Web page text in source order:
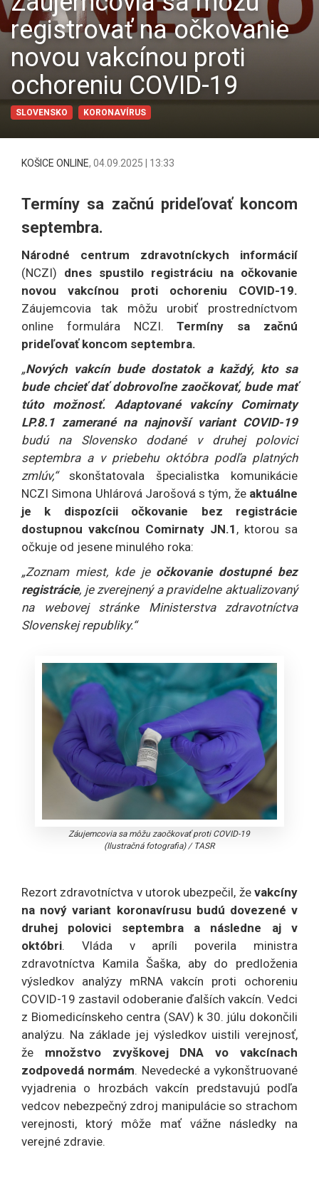
registrovať na očkovanie
novou vakcínou proti
ochoreniu COVID-19
SLOVENSKO KORONAVÍRUS
KOŠICE ONLINE, 04.09.2025 | 13:33
Termíny sa začnú prideľovať koncom
septembra.
Národné centrum zdravotníckych informácií
(NCZI) dnes spustilo registráciu na očkovanie
novou vakcínou proti ochoreniu COVID-19.
Záujemcovia tak môžu urobiť prostredníctvom
online formulára NCZI.Termíny sa začnú
prideľovať koncom septembra.
„Nových vakcín bude dostatok a každý, kto sa
bude chcieť dať dobrovoľne zaočkovať, bude mať
túto možnosť.
Adaptované vakcíny Comirnaty
LP.8.1 zamerané na najnovší variant COVID-19
budú na Slovensko dodané v druhej polovici
septembra a v priebehu októbra podľa platných
zmlúv,“ skonštatovala špecialistka komunikácie
NCZI Simona Uhlárová Jarošová s tým, že aktuálne
je k dispozícii očkovanie bez registrácie
dostupnou vakcínou Comirnaty JN.1 , ktorou sa
očkuje od jesene minulého roka:
„Zoznam miest, kde je očkovanie dostupné bez
registrácie, je zverejnený a pravidelne aktualizovaný
na webovej stránke Ministerstva zdravotníctva
Slovenskej republiky.“
Záujemcovia sa môžu zaočkovať proti COVID-19
(Ilustračná fotografia)/ TASR
Rezort zdravotníctva v utorok ubezpečil, že vakcíny
na nový variant koronavírusu budú dovezené v
druhej polovici septembra a následne aj v
októbri. Vláda v apríli poverila ministra
zdravotníctva Kamila Šaška, aby do predloženia
výsledkov analýzy mRNA vakcín proti ochoreniu
COVID-19 zastavil odoberanie ďalších vakcín. Vedci
z Biomedicínskeho centra (SAV) k 30. júlu dokončili
analýzu. Na základe jej výsledkov uistili verejnosť,
že množstvo zvyškovej DNA vo vakcínach
zodpovedá normám. Nevedecké a vykonštruované
vyjadrenia o hrozbách vakcín predstavujú podľa
vedcov nebezpečný zdroj manipulácie so strachom
verejnosti, ktorý môže mať vážne následky na
verejné zdravie.